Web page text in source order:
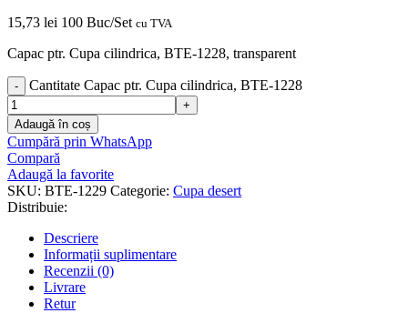
15,73 lei 100 Buc/Set cu TVA
Capac ptr. Cupa cilindrica, BTE-1228, transparent
Cantitate Capac ptr. Cupa cilindrica, BTE-1228
Adaugă în coș
Cumpără prin WhatsApp
Compară
Adaugă la favorite
SKU: BTE-1229 Categorie: Cupa desert
Distribuie:
Descriere
Informații suplimentare
Recenzii (0)
Livrare
Retur